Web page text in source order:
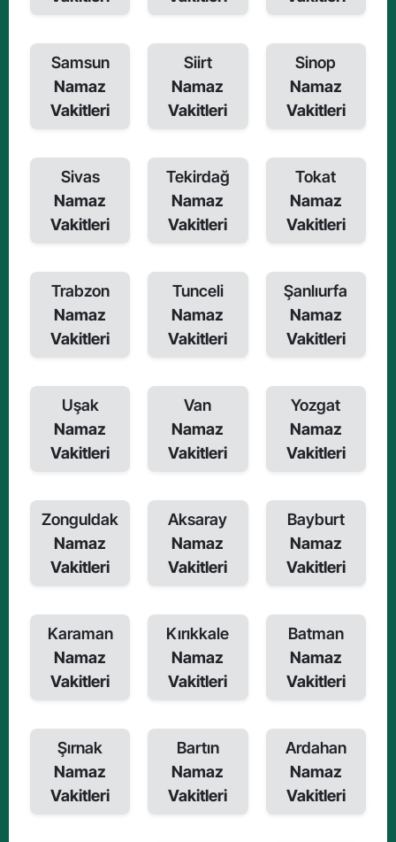
Samsun
Namaz
Vakitleri
Siirt
Namaz
Vakitleri
Sinop
Namaz
Vakitleri
Sivas
Namaz
Vakitleri
Tekirdağ
Namaz
Vakitleri
Tokat
Namaz
Vakitleri
Trabzon
Namaz
Vakitleri
Tunceli
Namaz
Vakitleri
Şanlıurfa
Namaz
Vakitleri
Uşak
Namaz
Vakitleri
Van
Namaz
Vakitleri
Yozgat
Namaz
Vakitleri
Zonguldak
Namaz
Vakitleri
Aksaray
Namaz
Vakitleri
Bayburt
Namaz
Vakitleri
Karaman
Namaz
Vakitleri
Kırıkkale
Namaz
Vakitleri
Batman
Namaz
Vakitleri
Şırnak
Namaz
Vakitleri
Bartın
Namaz
Vakitleri
Ardahan
Namaz
Vakitleri